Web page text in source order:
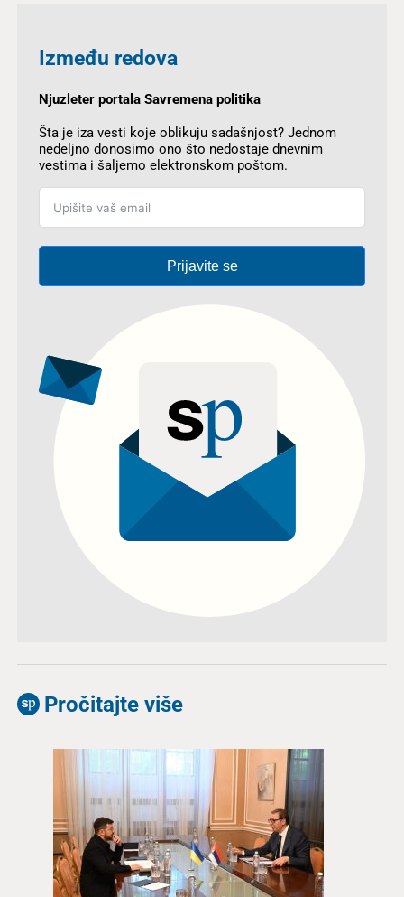
Između redova
Njuzleter portala Savremena politika
Šta je iza vesti koje oblikuju sadašnjost? Jednom
nedeljno donosimo ono što nedostaje dnevnim
vestima i šaljemo elektronskom poštom.
Prijavite se
Pročitajte više